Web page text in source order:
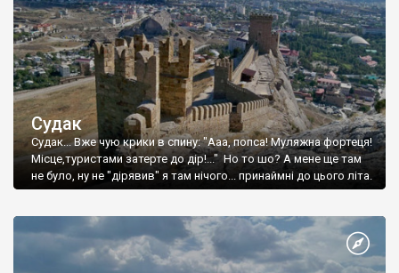
Судак
Судак... Вже чую крики в спину: "Ааа, попса! Муляжна фортеця!
Місце,туристами затерте до дір!..." Но то шо? А мене ще там
не було, ну не "дірявив" я там нічого... принаймні до цього літа.